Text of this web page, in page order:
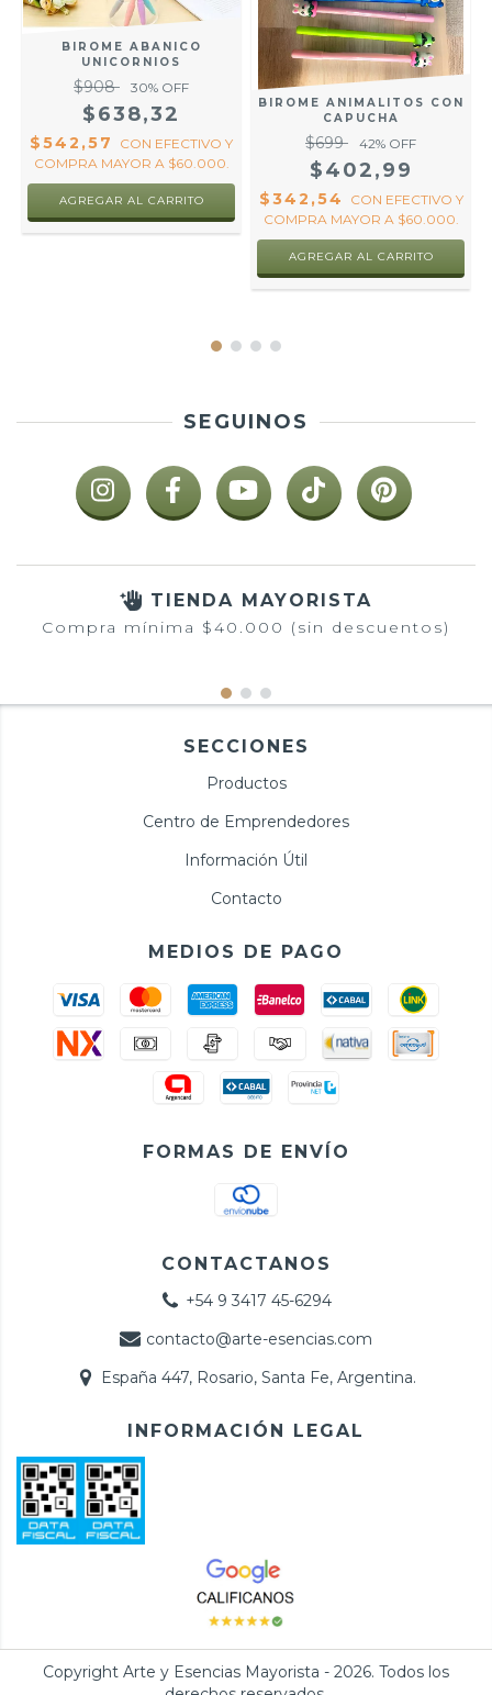
BIROME ABANICO
UNICORNIOS
$908 30% OFF
$638,32
$542,57 CON EFECTIVO Y
COMPRA MAYOR A $60.000.
BIROME ANIMALITOS CON
CAPUCHA
$699 42% OFF
$402,99
$342,54 CON EFECTIVO Y
COMPRA MAYOR A $60.000.
SEGUINOS
TIENDA MAYORISTA
Compra mínima $40.000 (sin descuentos)
SECCIONES
Productos
Centro de Emprendedores
Información Útil
Contacto
MEDIOS DE PAGO
FORMAS DE ENVÍO
CONTACTANOS
+54 9 3417 45-6294
contacto@arte-esencias.com
España 447, Rosario, Santa Fe, Argentina.
INFORMACIÓN LEGAL
Copyright Arte y Esencias Mayorista - 2026. Todos los